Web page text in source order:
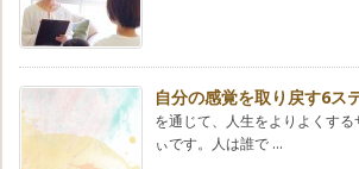
自分の感覚を取り戻す6ス
を通じて、人生をよりよくす
ぃです。人は誰で ...